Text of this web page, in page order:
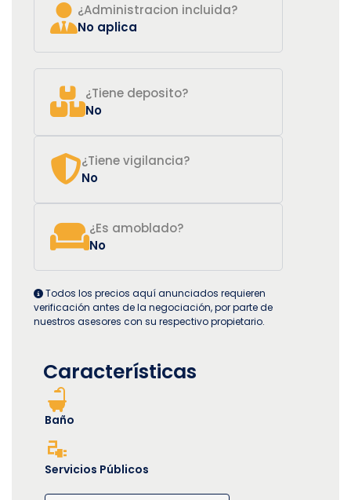
¿Administracion incluida?
No aplica
¿Tiene deposito?
No
¿Tiene vigilancia?
No
¿Es amoblado?
No
Todos los precios aquí anunciados requieren
verificación antes de la negociación, por parte de
nuestros asesores con su respectivo propietario.
Características
Baño
Servicios Públicos